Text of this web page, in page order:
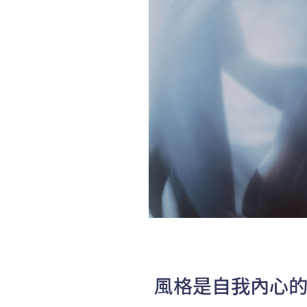
風格是自我內心